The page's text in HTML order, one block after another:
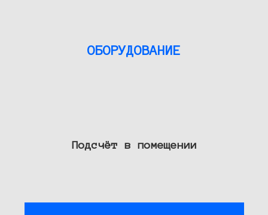
ОБОРУДОВАНИЕ
Подсчёт в помещении